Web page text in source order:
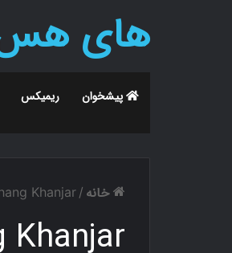
های
پیشخوان ریمیکس
خانه /
Khanjar
Khanjar